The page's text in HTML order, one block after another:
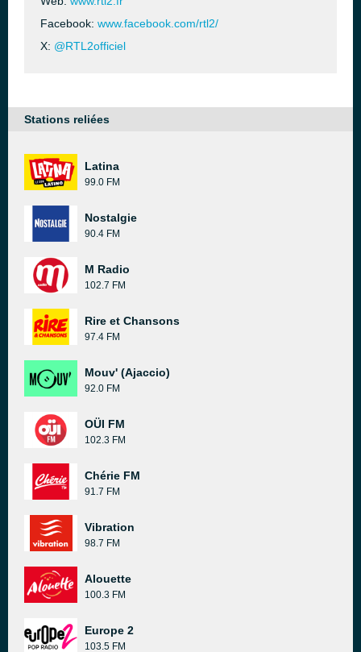
Facebook: www.facebook.com/rtl2/
X: @RTL2officiel
Stations reliées
Latina
99.0 FM
Nostalgie
90.4 FM
M Radio
102.7 FM
Rire et Chansons
97.4 FM
Mouv' (Ajaccio)
92.0 FM
OÜI FM
102.3 FM
Chérie FM
91.7 FM
Vibration
98.7 FM
Alouette
100.3 FM
Europe 2
103.5 FM